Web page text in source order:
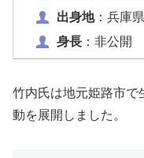
出身地：兵庫
身長：非公開
竹内氏は地元姫路市で
動を展開しました。